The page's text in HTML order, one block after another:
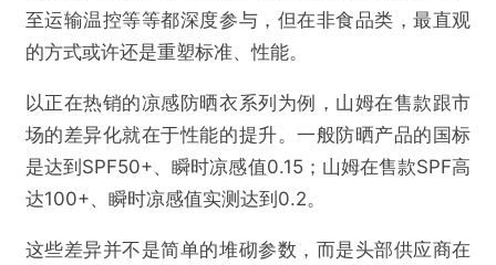
至运输温控等等都深度参与，但在非食品类，最直观
的方式或许还是重塑标准、性能。
以正在热销的凉感防晒衣系列为例，山姆在售款跟市
场的差异化就在于性能的提升。一般防晒产品的国标
是达到SPF50+、瞬时凉感值0.15；山姆在售款SPF高
达100+、瞬时凉感值实测达到0.2。
这些差异并不是简单的堆砌参数，而是头部供应商在